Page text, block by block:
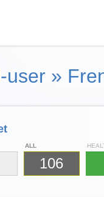
user »
ALL
106